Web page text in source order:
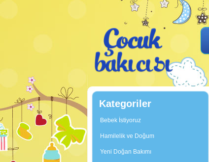
Kategoriler
Bebek İstiyoruz
Hamilelik ve Doğum
Yeni Doğan Bakımı